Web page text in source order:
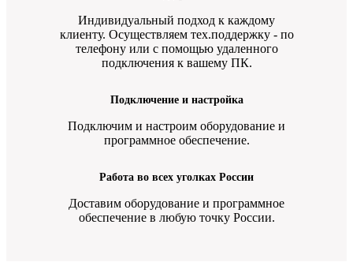
Индивидуальный подход к каждому
клиенту. Осуществляем тех.поддержку - по
телефону или с помощью удаленного
подключения к вашему ПК.
Подключение и настройка
Подключим и настроим оборудование и
программное обеспечение.
Работа во всех уголках России
Доставим оборудование и программное
обеспечение в любую точку России.